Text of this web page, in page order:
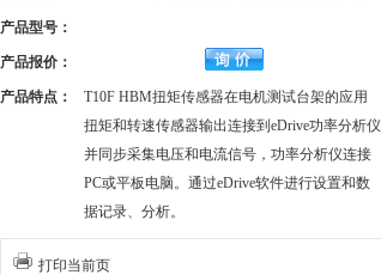
产品型号：
产品报价：
产品特点：
T10F HBM扭矩传感器在电机测试台架的应用
扭矩和转速传感器输出连接到eDrive功率分析仪
并同步采集电压和电流信号，功率分析仪连接
PC或平板电脑。通过eDrive软件进行设置和数
据记录、分析。
打印当前页